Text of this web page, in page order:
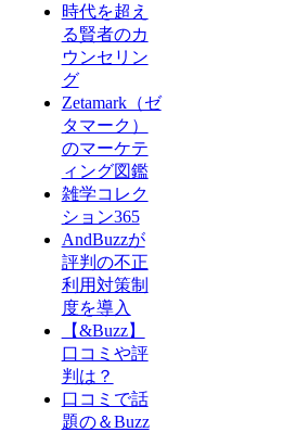
時代を超え
る賢者のカ
ウンセリン
グ
Zetamark（ゼ
タマーク）
のマーケテ
ィング図鑑
雑学コレク
ション365
AndBuzzが
評判の不正
利用対策制
度を導入
【&Buzz】
口コミや評
判は？
口コミで話
題の＆Buzz